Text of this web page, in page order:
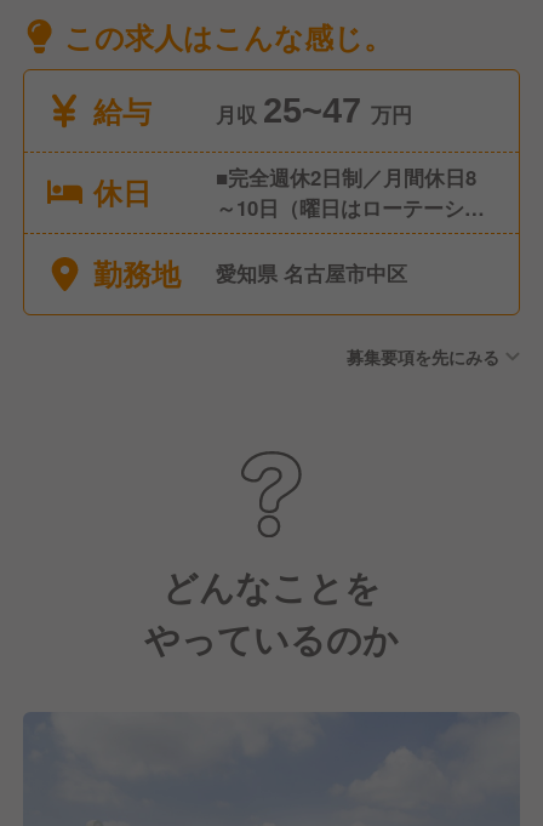
この求人はこんな感じ。
給与
月収 25~47 万円
休日
■完全週休2日制／月間休日8
～10日（曜日はローテーショ
ン制） ■年間休日116日 ■年次
有給休暇 入社6ヶ月後10日
給休暇 ■介護休暇/子の看護休
応じて最長小学校6年生まで）
の時短勤務制度 ■深夜勤務免
除制度
勤務地 愛知県 名古屋市中区
募集要項を先にみる
どんなことを
やっているのか